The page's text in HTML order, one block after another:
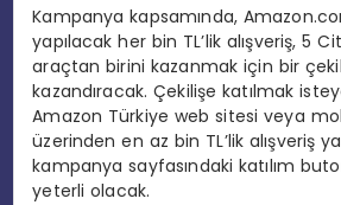
Kampanya kapsamında,
yapılacak her bin TL’lik alışveriş, 5
araçtan birini kazanmak için bir
kazandıracak. Çekilişe katılmak
Amazon Türkiye web sitesi veya
üzerinden en az bin TL’lik alışveriş
kampanya sayfasındaki katılım
yeterli olacak.